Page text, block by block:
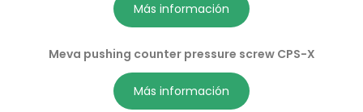
Más información
Meva pushing counter pressure screw CPS-X
Más información